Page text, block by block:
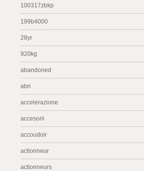
100317zbkp
199b4000
28yr
920kg
abandoned
abri
accelerazione
accesorii
accoudoir
actionneur
actionneurs